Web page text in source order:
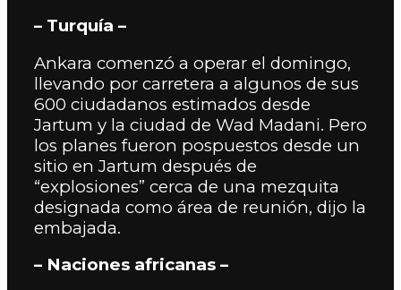
– Turquía –
Ankara comenzó a operar el domingo,
llevando por carretera a algunos de sus
600 ciudadanos estimados desde
Jartum y la ciudad de Wad Madani. Pero
los planes fueron pospuestos desde un
sitio en Jartum después de
“explosiones” cerca de una mezquita
designada como área de reunión, dijo la
embajada.
– Naciones africanas –